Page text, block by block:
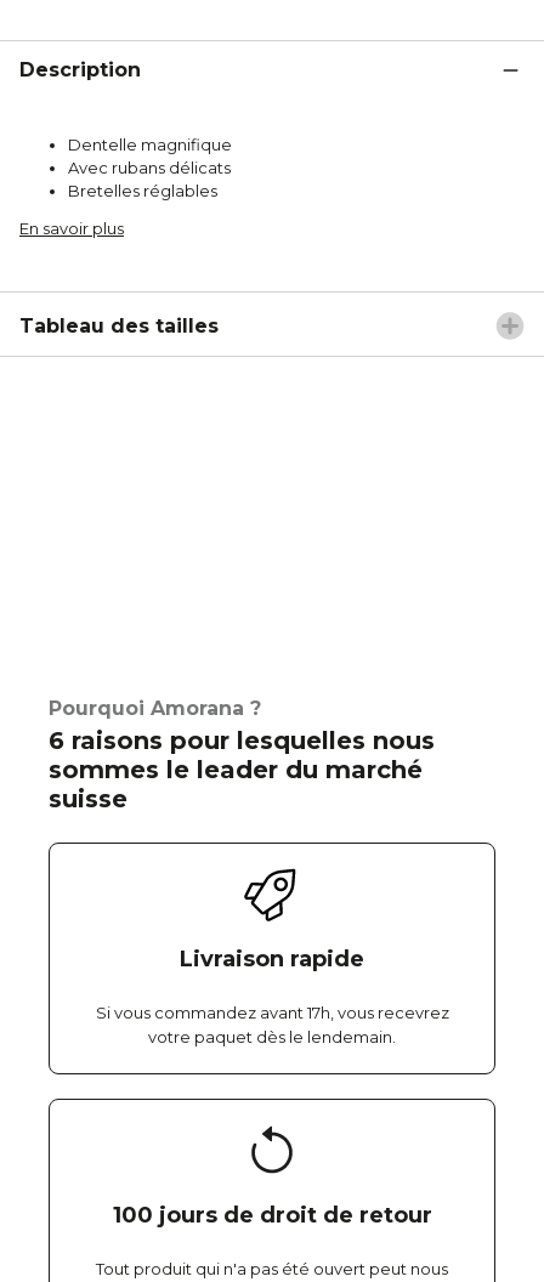
Description
Dentelle magnifique
Avec rubans délicats
Bretelles réglables
En savoir plus
Tableau des tailles
Pourquoi Amorana ?
6 raisons pour lesquelles nous
sommes le leader du marché
suisse
Livraison rapide
Si vous commandez avant 17h, vous recevrez
votre paquet dès le lendemain.
100 jours de droit de retour
Tout produit qui n'a pas été ouvert peut nous